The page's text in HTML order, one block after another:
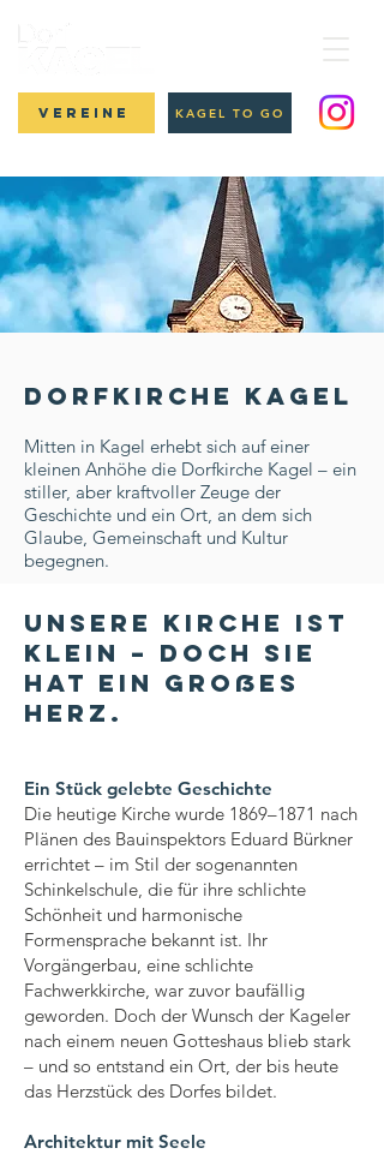
Vereine KAGEL TO GO
Dorfkirche Kagel
Mitten in Kagel erhebt sich auf einer
kleinen Anhöhe die Dorfkirche Kagel – ein
stiller, aber kraftvoller Zeuge der
Geschichte und ein Ort, an dem sich
Glaube, Gemeinschaft und Kultur
begegnen.
Unsere Kirche ist
klein – doch sie
hat ein großes
Herz.
Ein Stück gelebte Geschichte
Die heutige Kirche wurde 1869–1871 nach
Plänen des Bauinspektors Eduard Bürkner
errichtet – im Stil der sogenannten
Schinkelschule, die für ihre schlichte
Schönheit und harmonische
Formensprache bekannt ist. Ihr
Vorgängerbau, eine schlichte
Fachwerkkirche, war zuvor baufällig
geworden. Doch der Wunsch der Kageler
nach einem neuen Gotteshaus blieb stark
– und so entstand ein Ort, der bis heute
das Herzstück des Dorfes bildet.
Architektur mit Seele